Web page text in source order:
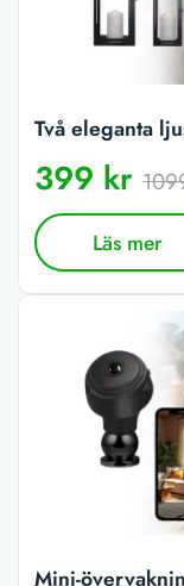
Två eleganta
399 kr
Läs mer
Mini-